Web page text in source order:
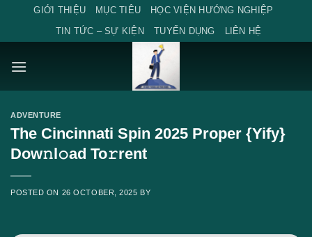
content
GIỚI THIỆU MỤC TIÊU
HỌC VIỆN HƯỚNG NGHIỆP
TIN TỨC – SỰ KIỆN
TUYỂN DỤNG LIÊN HỆ
ADVENTURE
The Cincinnati Spin 2025 Proper {Yify}
Dow𝚗l𝚘ad To𝚛rent
POSTED ON 26 OCTOBER, 2025 BY